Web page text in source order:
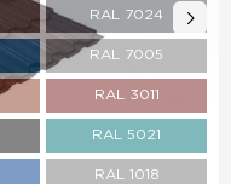
RAL 7024
RAL 7005
RAL 3011
RAL 5021
RAL 1018